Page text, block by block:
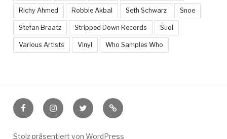
Richy Ahmed Robbie Akbal Seth Schwarz Snoe
Stefan Braatz Stripped Down Records Suol
Various Artists Vinyl Who Samples Who
FacebookInstagramTwitter Feed
Stolz präsentiert von WordPress